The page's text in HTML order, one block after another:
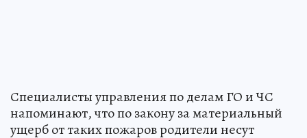
Специалисты управления по делам ГО и ЧС
напоминают, что по закону за материальный
ущерб от таких пожаров родители несут